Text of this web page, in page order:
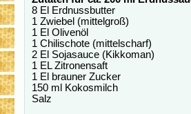
8 El Erdnussbutter
1 Zwiebel (mittelgroß)
1 El Olivenöl
1 Chilischote (mittelscharf)
2 El Sojasauce (Kikkoman)
1 EL Zitronensaft
1 El brauner Zucker
150 ml Kokosmilch
Salz